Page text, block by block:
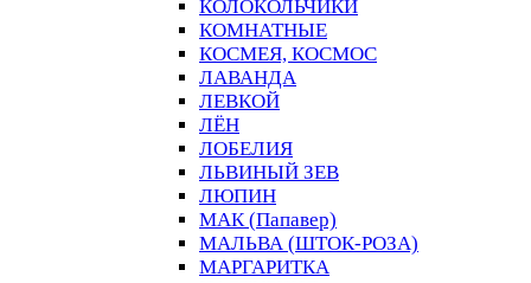
КОЛОКОЛЬЧИКИ
КОМНАТНЫЕ
КОСМЕЯ, КОСМОС
ЛАВАНДА
ЛЕВКОЙ
ЛЁН
ЛОБЕЛИЯ
ЛЬВИНЫЙ ЗЕВ
ЛЮПИН
МАК (Папавер)
МАЛЬВА (ШТОК-РОЗА)
МАРГАРИТКА